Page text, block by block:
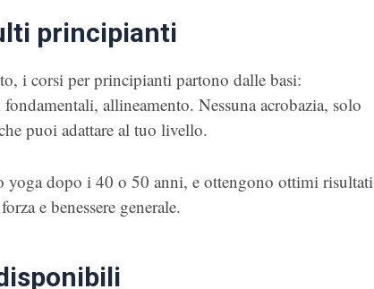
principianti
i corsi per principianti partono dalle basi:
allineamento. Nessuna acrobazia, solo
puoi adattare al tuo livello.
yoga dopo i 40 o 50 anni, e ottengono ottimi risultati
e benessere generale.